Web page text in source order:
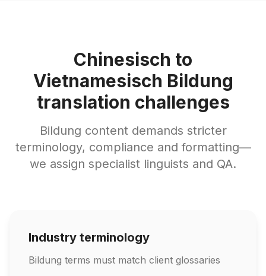
Chinesisch to
Vietnamesisch Bildung
translation challenges
Bildung content demands stricter
terminology, compliance and formatting—
we assign specialist linguists and QA.
Industry terminology
Bildung terms must match client glossaries